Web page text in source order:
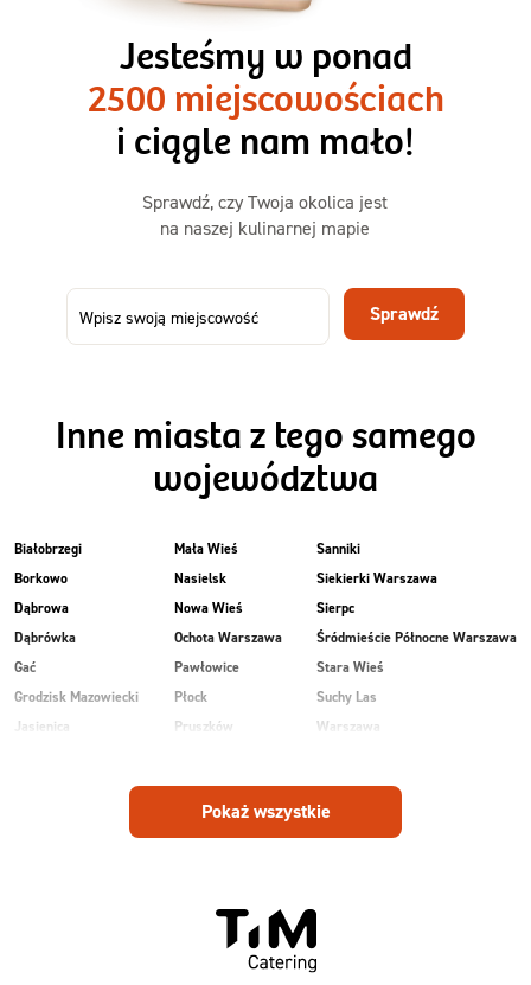
1500kcal - 2250kcal
3 sycące posiłki o większej objętości. Mniej dań,
ta sama wygoda!
50,31 zł
73,99
-32%
Menu
Jesteśmy w ponad
2500 miejscowościach
i ciągle nam mało!
Sprawdź, czy Twoja okolica jest
na naszej kulinarnej mapie
Sprawdź
Inne miasta z tego samego
województwa
Białobrzegi
Borkowo
Dąbrowa
Dąbrówka
Gać
Grodzisk Mazowiecki
Jasienica
Mała Wieś
Nasielsk
Nowa Wieś
Ochota Warszawa
Pawłowice
Płock
Pruszków
Radom
Ruda
Sanniki
Siekierki Warszawa
Sierpc
Śródmieście Północne Warszawa
Stara Wieś
Suchy Las
Warszawa
Wesoła
Zalesie
Pokaż wszystkie